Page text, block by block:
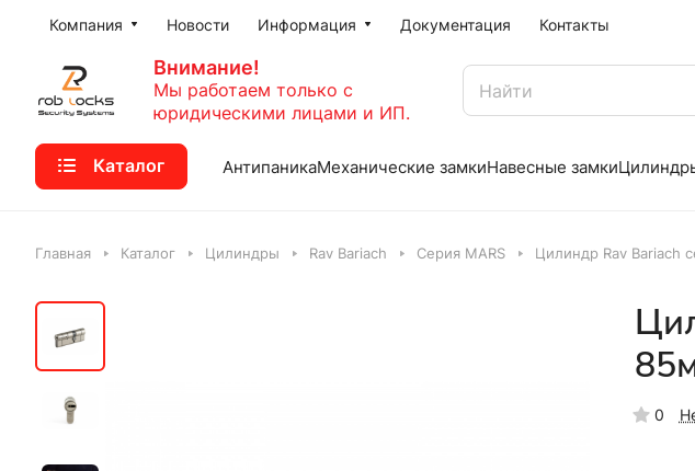
Компания Новости Информация Документация Контакты
Внимание!
Мы работаем только с
юридическими лицами и ИП.
Каталог АнтипаникаМеханические замкиНавесные замки
Главная Каталог Цилиндры Rav Bariach Серия MARS Цилиндр Rav Bariach
0